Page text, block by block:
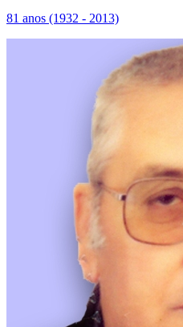
81 anos (1932 - 2013)